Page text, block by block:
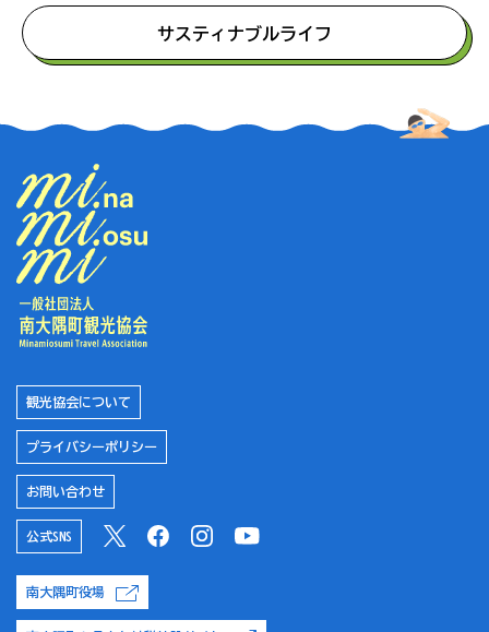
サスティナブルライフ
観光協会について
プライバシーポリシー
お問い合わせ
公式SNS
南大隅町役場